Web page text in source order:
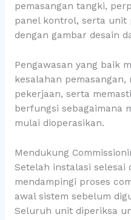
pemasangan tangki,
panel kontrol, serta unit
dengan gambar desain
Pengawasan yang baik
kesalahan
pekerjaan, serta
berfungsi sebagaimana
mulai dioperasikan.
Mendukung
Setelah instalasi selesai
mendampingi proses
awal sistem sebelum
Seluruh unit diperiksa